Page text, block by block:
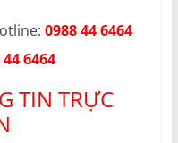
0988 44 6464
6464
TIN TRỰC